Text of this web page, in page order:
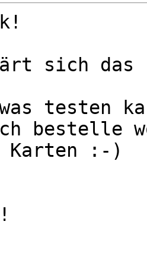
sich das
testen
bestelle
Karten :-)